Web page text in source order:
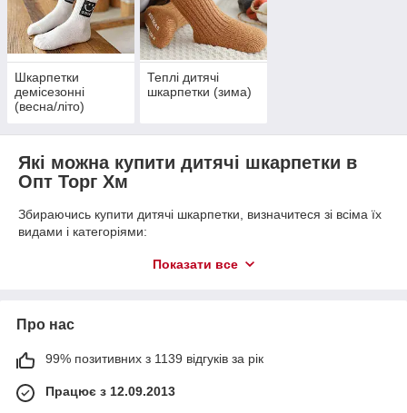
кількості в упаковці 10-12пар
(СУМА ЗАГАЛЬНОГО МІНІМАЛЬНОГО ЗАМОВЛЕННЯ 700
ГРН)
Шкарпетки
демісезонні
(весна/літо)
Теплі дитячі
шкарпетки (зима)
Які можна купити дитячі шкарпетки в
Опт Торг Хм
Збираючись купити дитячі шкарпетки, визначитеся зі всіма їх
видами і категоріями:
залежності від призначення.
Окремо подані махрові шкарпетки — їх носять взимку і в
міжсезонні.
спортивними,на,повсякденними
Показати все
Про нас
99% позитивних з 1139 відгуків за рік
Працює з 12.09.2013